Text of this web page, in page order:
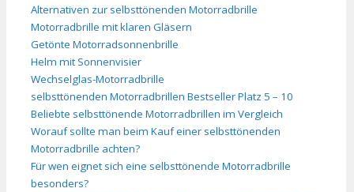
Alternativen zur selbsttönenden Motorradbrille
Motorradbrille mit klaren Gläsern
Getönte Motorradsonnenbrille
Helm mit Sonnenvisier
Wechselglas-Motorradbrille
selbsttönenden Motorradbrillen Bestseller Platz 5 – 10
Beliebte selbsttönende Motorradbrillen im Vergleich
Worauf sollte man beim Kauf einer selbsttönenden
Motorradbrille achten?
Für wen eignet sich eine selbsttönende Motorradbrille
besonders?